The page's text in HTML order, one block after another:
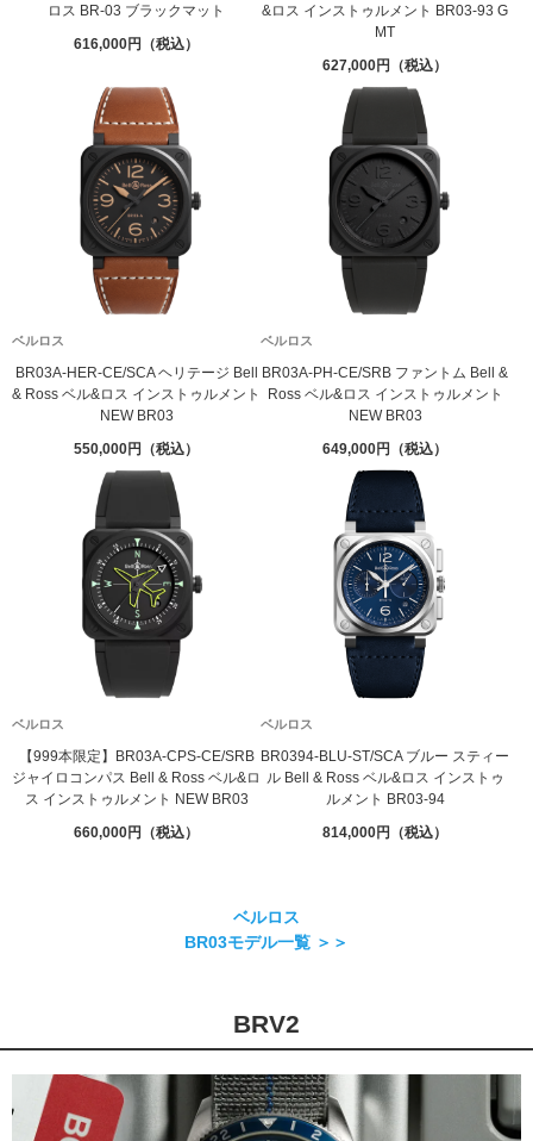
ロス BR-03 ブラックマット
616,000
&ロス インストゥルメント BR03-93 G
MT
627,000
ベルロス
BR03A-HER-CE/SCA ヘリテージ Bell
& Ross ベル&ロス インストゥルメント
NEW BR03
550,000
ベルロス
BR03A-PH-CE/SRB ファントム Bell &
Ross ベル&ロス インストゥルメント
NEW BR03
649,000
ベルロス
【999本限定】BR03A-CPS-CE/SRB
ジャイロコンパス Bell & Ross ベル&ロ
ス インストゥルメント NEW BR03
660,000
ベルロス
BR0394-BLU-ST/SCA ブルー スティー
ル Bell & Ross ベル&ロス インストゥ
ルメント BR03-94
814,000
ベルロス
BR03モデル一覧 ＞＞
BRV2